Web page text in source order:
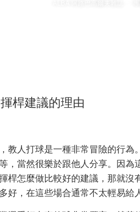
桿建議的理由
教人打球是一種非常冒險的行為
，當然很樂於跟他人分享。因為
桿怎麼做比較好的建議，那就沒
好，在這些場合通常不太輕易給